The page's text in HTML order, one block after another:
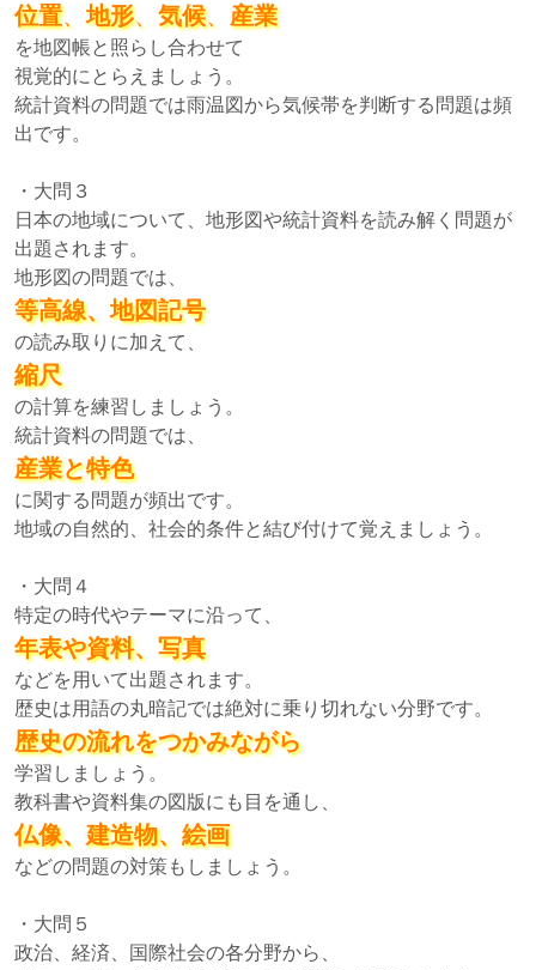
位置、地形、 気候、 産業
を地図帳と照らし合わせて
視覚的にとらえましょう。
統計資料の問題では雨温図から気候帯を判断する問題は頻
出です。
・大問３
日本の地域について、地形図や統計資料を読み解く問題が
出題されます。
地形図の問題では、
等高線、地図記号
の読み取りに加えて、
縮尺
の計算を練習しましょう。
統計資料の問題では、
産業と特色
に関する問題が頻出です。
地域の自然的、社会的条件と結び付けて覚えましょう。
・大問４
特定の時代やテーマに沿って、
年表や資料、写真
などを用いて出題されます。
歴史は用語の丸暗記では絶対に乗り切れない分野です。
歴史の流れをつかみながら
学習しましょう。
教科書や資料集の図版にも目を通し、
仏像、建造物、絵画
などの問題の対策もしましょう。
・大問５
政治、経済、国際社会の各分野から、